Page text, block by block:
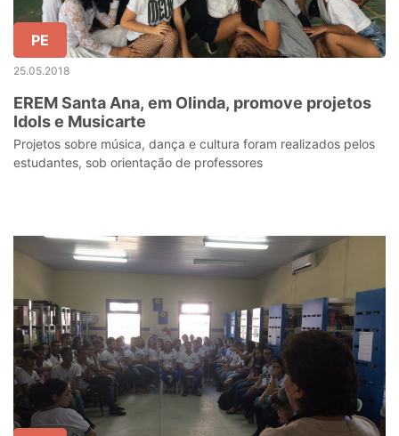
PE
25.05.2018
EREM Santa Ana, em Olinda, promove projetos
Idols e Musicarte
Projetos sobre música, dança e cultura foram realizados pelos
estudantes, sob orientação de professores